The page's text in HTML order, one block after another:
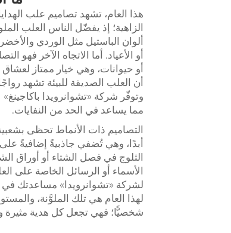
هذا العام، تشهد تصاميم علب
الزاهية؛ إذ يفضّل الناس العلب
ألوان الباستيل مثل الوردي
أو الأعياد. أما الاتجاه الآخر
أو حيوانات، وهي خيار ممتاز لعشاق
أن العلب الصديقة للبيئة تشهد
مما يساعد في الحد من النفايات.
التصاميم ذات الأنماط تحظى
أبدًا، وهي تُضفي جاذبيةً إضافيةً
الثلوج في فصل الشتاء أو أوراق
الأسماء أو الرسائل الخاصة على
لشركة «تشوانرويدا» مساعدتك
لهذا العام هي تلك الملوَّنة،
شخصيًّا؛ فهي تجعل كل هدية مثيرة